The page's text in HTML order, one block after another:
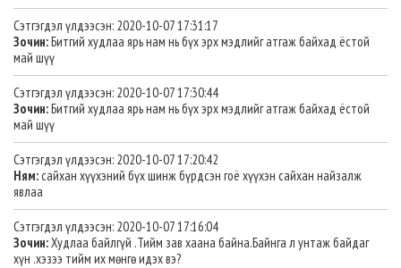
Сэтгэгдэл үлдээсэн: 2020-10-07 17:31:17
Зочин:Битгий худлаа ярь нам нь бүх эрх мэдлийг атгаж байхад ёстой
май шүү
Сэтгэгдэл үлдээсэн: 2020-10-07 17:30:44
Зочин:Битгий худлаа ярь нам нь бүх эрх мэдлийг атгаж байхад ёстой
май шүү
Сэтгэгдэл үлдээсэн: 2020-10-07 17:20:42
Ням:сайхан хүүхэний бүх шинж бүрдсэн гоё хүүхэн сайхан найзалж
явлаа
Сэтгэгдэл үлдээсэн: 2020-10-07 17:16:04
Зочин:Худлаа байлгүй .Тийм зав хаана байна.Байнга л унтаж байдаг
хүн .хэзээ тийм их мөнгө идэх вэ?